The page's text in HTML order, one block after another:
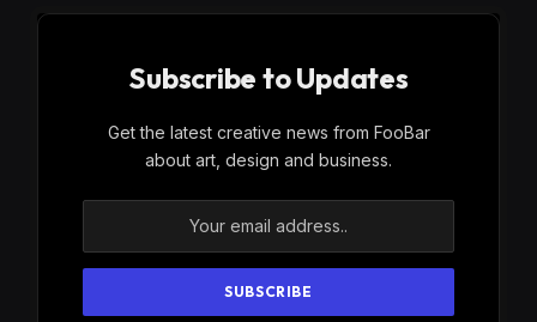
Subscribe to Updates
Get the latest creative news from FooBar
about art, design and business.